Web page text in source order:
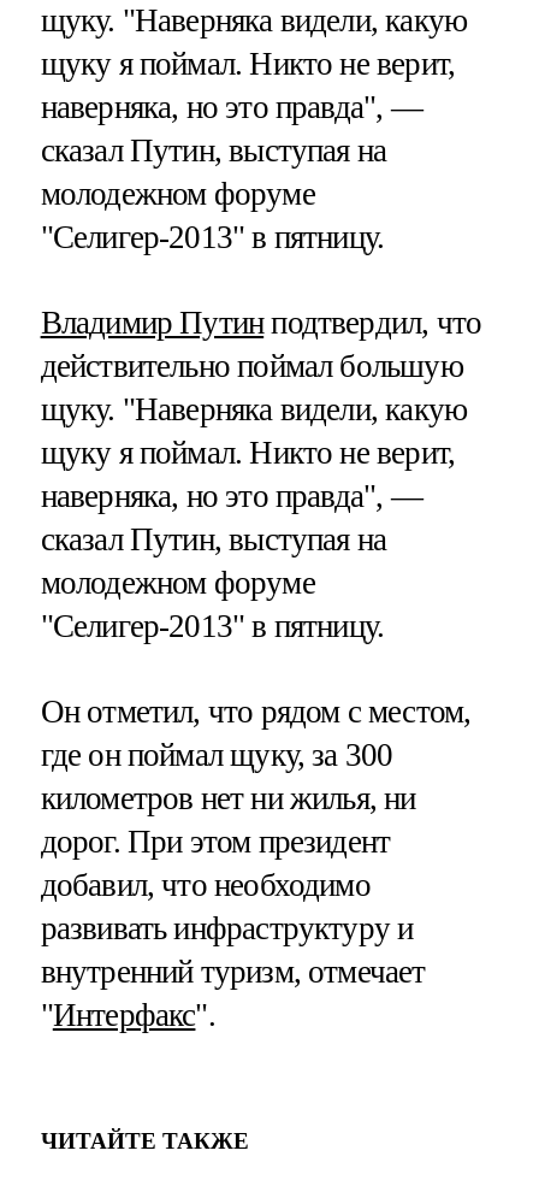
щуку. "Наверняка видели, какую
щуку я поймал. Никто не верит,
наверняка, но это правда", —
сказал Путин, выступая на
молодежном форуме
"Селигер-2013" в пятницу.
Владимир Путинподтвердил, что
действительно поймал большую
щуку. "Наверняка видели, какую
щуку я поймал. Никто не верит,
наверняка, но это правда", —
сказал Путин, выступая на
молодежном форуме
"Селигер-2013" в пятницу.
Он отметил, что рядом с местом,
где он поймал щуку, за 300
километров нет ни жилья, ни
дорог. При этом президент
добавил, что необходимо
развивать инфраструктуру и
внутренний туризм, отмечает
"Интерфакс".
ЧИТАЙТЕ ТАКЖЕ